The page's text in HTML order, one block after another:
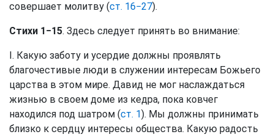
совершает молитву (ст. 16−27).
Стихи 1−15. Здесь следует принять во внимание:
I. Какую заботу и усердие должны проявлять
благочестивые люди в служении интересам Божьего
царства в этом мире. Давид не мог наслаждаться
жизнью в своем доме из кедра, пока ковчег
находился под шатром (ст. 1). Мы должны принимать
близко к сердцу интересы общества. Какую радость